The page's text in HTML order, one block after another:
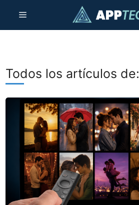
contenido
Menú
Todos los artículos de: